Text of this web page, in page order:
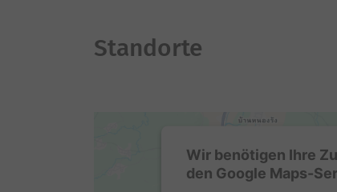
Standorte
Wir benötigen Ihre
den Google Maps-